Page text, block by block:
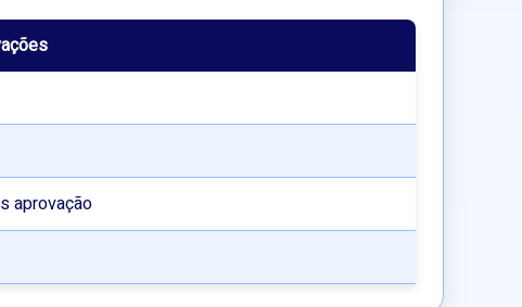
aprovação